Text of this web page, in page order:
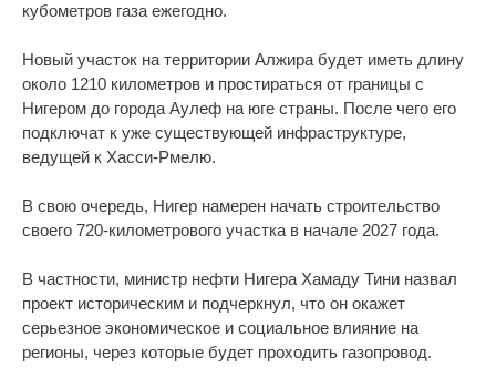
кубометров газа ежегодно.
Новый участок на территории Алжира будет иметь длину
около 1210 километров и простираться от границы с
Нигером до города Аулеф на юге страны. После чего его
подключат к уже существующей инфраструктуре,
ведущей к Хасси-Рмелю.
В свою очередь, Нигер намерен начать строительство
своего 720-километрового участка в начале 2027 года.
В частности, министр нефти Нигера Хамаду Тини назвал
проект историческим и подчеркнул, что он окажет
серьезное экономическое и социальное влияние на
регионы, через которые будет проходить газопровод.